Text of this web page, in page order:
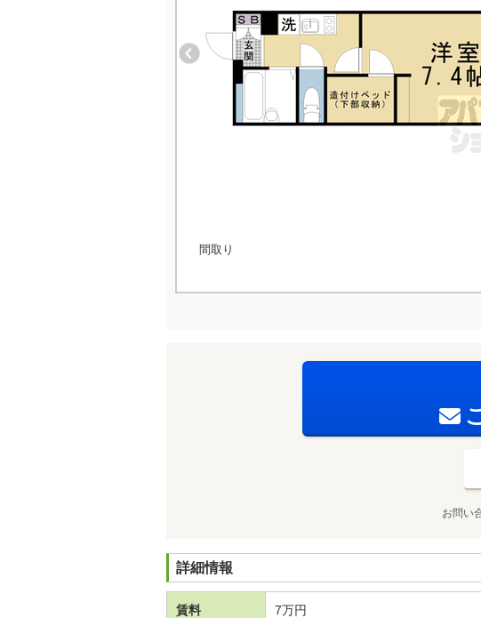
間取り
お問い
詳細情報
賃料 7万円